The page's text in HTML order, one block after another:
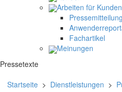
Arbeiten für Kunden
Fachartikel
Meinungen
Pressetexte
Startseite > Dienstleistungen >